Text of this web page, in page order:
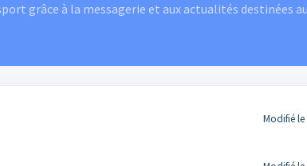
grâce à la messagerie et aux actualités destinées
Modifié